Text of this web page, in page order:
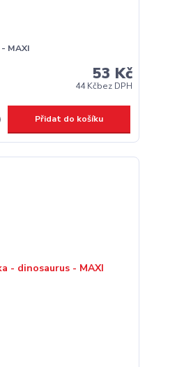
MAXI
53 Kč
44 Kčbez DPH
Přidat do košíku